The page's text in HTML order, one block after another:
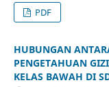
PDF
HUBUNGAN
PENGETAHUAN
KELAS BAWAH DI